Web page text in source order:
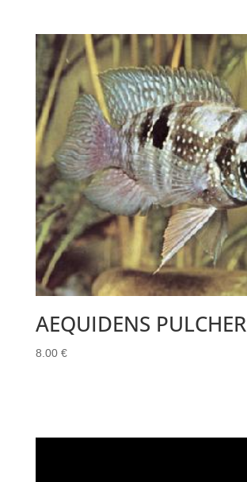
AEQUIDENS PULCHER
8.00 €